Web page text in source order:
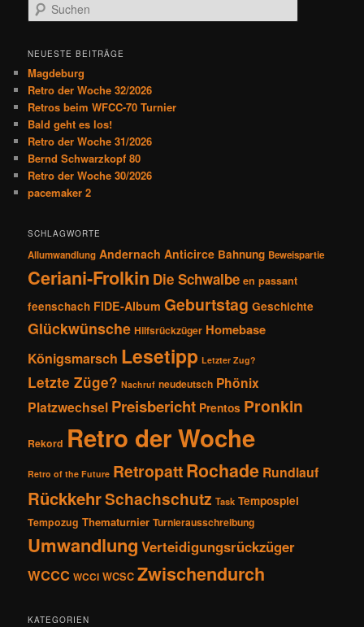
u
h
n
NEUESTE BEITRÄGE
Magdeburg
Retro der Woche 32/2026
Retros beim WFCC-70 Turnier
Bald geht es los!
Retro der Woche 31/2026
Bernd Schwarzkopf 80
Retro der Woche 30/2026
pacemaker 2
SCHLAGWORTE
Allumwandlung Andernach Anticirce Bahnung Beweispartie
Ceriani-Frolkin Die Schwalbe en passant
feenschach FIDE-Album Geburtstag Geschichte
Glückwünsche Hilfsrückzüger Homebase
Königsmarsch Lesetipp Letzter Zug?
Letzte Züge? Nachruf neudeutsch Phönix
Platzwechsel Preisbericht Prentos Pronkin
Rekord Retro der Woche
Retro of the Future RetropattRochade Rundlauf
RückkehrSchachschutz Task Tempospiel
Tempozug Thematurnier Turnierausschreibung
Umwandlung Verteidigungsrückzüger
WCCC WCCI WCSC Zwischendurch
KATEGORIEN